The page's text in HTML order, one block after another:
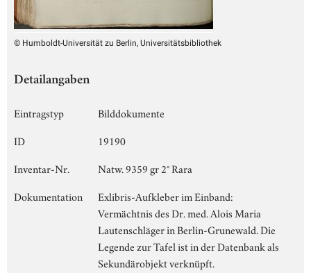
© Humboldt-Universität zu Berlin, Universitätsbibliothek
Detailangaben
Eintragstyp
Bilddokumente
ID
19190
Inventar-Nr.
Natw. 9359 gr 2° Rara
Dokumentation
Exlibris-Aufkleber im Einband:
Vermächtnis des Dr. med. Alois Maria
Lautenschläger in Berlin-Grunewald. Die
Legende zur Tafel ist in der Datenbank als
Sekundärobjekt verknüpft.